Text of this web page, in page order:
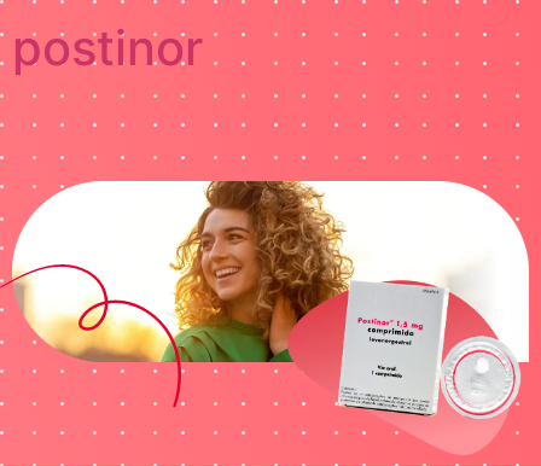
postinor